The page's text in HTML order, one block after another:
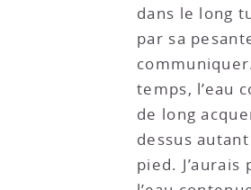
dans le long
par sa
temps, l’eau
de long
dessus
pied.